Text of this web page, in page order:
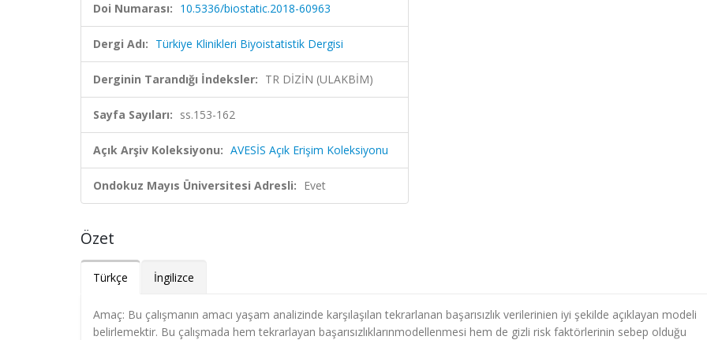
Doi Numarası: 10.5336/biostatic.2018-60963
Dergi Adı: Türkiye Klinikleri Biyoistatistik Dergisi
Derginin Tarandığı İndeksler: TR DİZİN (ULAKBİM)
Sayfa Sayıları: ss.153-162
Açık Arşiv Koleksiyonu: AVESİS Açık Erişim Koleksiyonu
Ondokuz Mayıs Üniversitesi Adresli: Evet
Özet
Türkçe İngilizce
Amaç: Bu çalışmanın amacı yaşam analizinde karşılaşılan tekrarlanan başarısızlık verilerinien iyi şekilde açıklayan modeli
belirlemektir. Bu çalışmada hem tekrarlayan başarısızlıklarınmodellenmesi hem de gizli risk faktörlerinin sebep olduğu